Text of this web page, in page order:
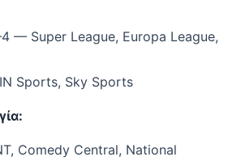
— Super League, Europa League,
Sports, Sky Sports
Comedy Central, National